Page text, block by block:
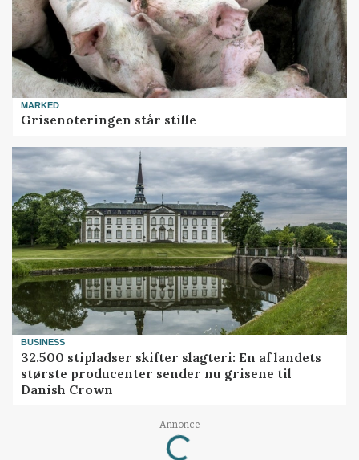
MARKED
Grisenoteringen står stille
BUSINESS
32.500 stipladser skifter slagteri: En af landets
største producenter sender nu grisene til
Danish Crown
Annonce
Loading...